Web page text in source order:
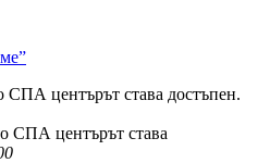
СПА центърът става достъпен.
СПА центърът става